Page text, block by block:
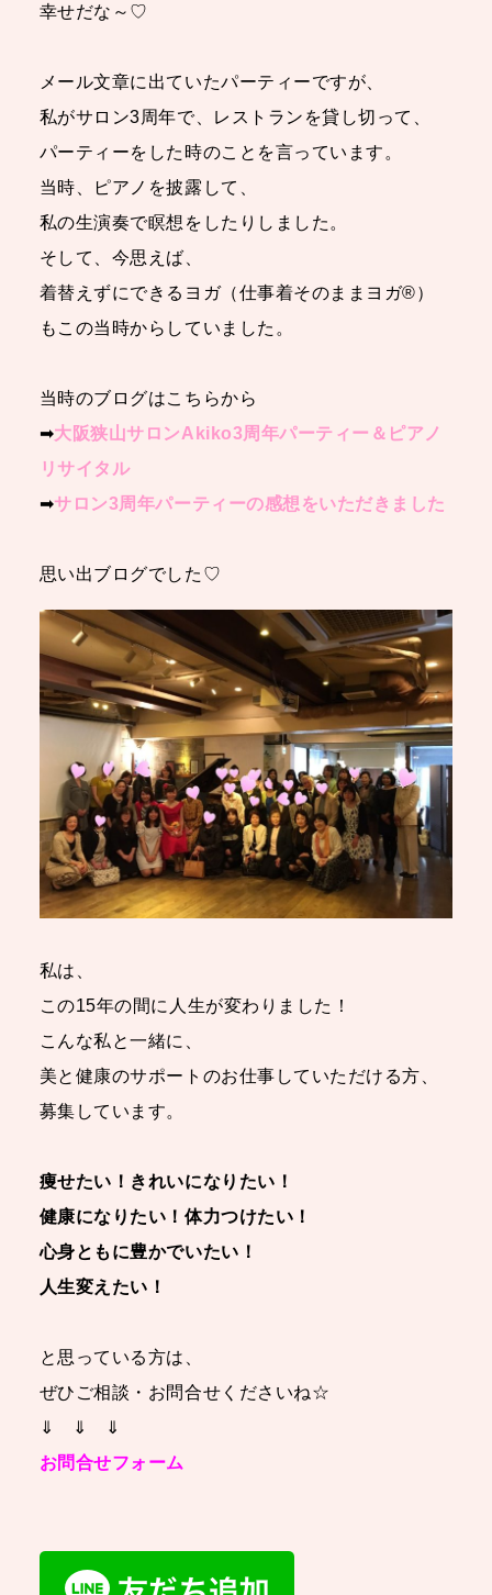
幸せだな～♡
メール文章に出ていたパーティーですが、
私がサロン3周年で、レストランを貸し切って、
パーティーをした時のことを言っています。
当時、ピアノを披露して、
私の生演奏で瞑想をしたりしました。
そして、今思えば、
着替えずにできるヨガ（仕事着そのままヨガ®）
もこの当時からしていました。
当時のブログはこちらから
➡大阪狭山サロンAkiko3周年パーティー＆ピアノ
リサイタル
➡サロン3周年パーティーの感想をいただきました
思い出ブログでした♡
私は、
この15年の間に人生が変わりました！
こんな私と一緒に、
美と健康のサポートのお仕事していただける方、
募集しています。
痩せたい！きれいになりたい！
健康になりたい！体力つけたい！
心身ともに豊かでいたい！
人生変えたい！
と思っている方は、
ぜひご相談・お問合せくださいね☆
⇓ ⇓ ⇓
お問合せフォーム